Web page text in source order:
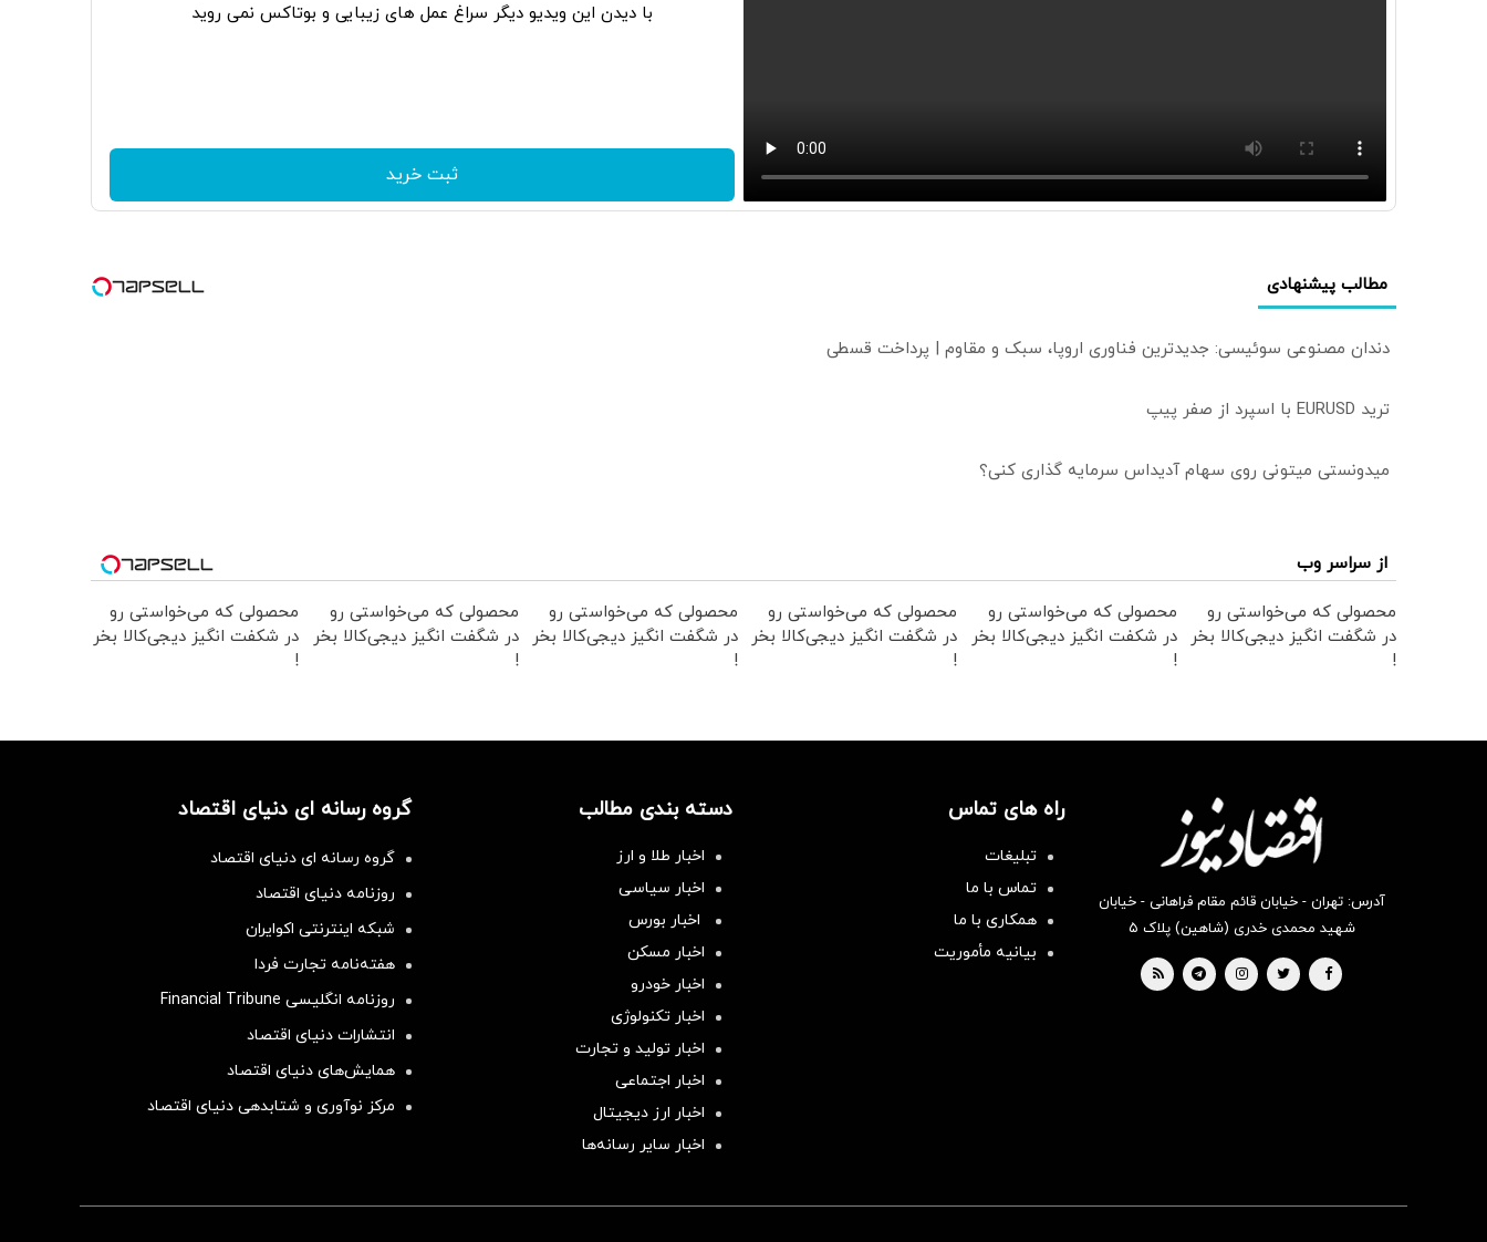
با دیدن این ویدیو دیگر سراغ عمل های زیبایی و بوتاکس نمی روید
ثبت خرید
مطالب پیشنهادی
دندان مصنوعی سوئیسی: جدیدترین فناوری اروپا، سبک و مقاوم | پرداخت قسطی
ترید EURUSD با اسپرد از صفر پیپ
میدونستی میتونی روی سهام آدیداس سرمایه گذاری کنی؟
از سراسر وب
محصولی که می‌خواستی رو
در شگفت انگیز دیجی‌کالا بخر
!
محصولی که می‌خواستی رو
در شکفت انگیز دیجی‌کالا بخر
!
محصولی که می‌خواستی رو
در شگفت انگیز دیجی‌کالا بخر
!
محصولی که می‌خواستی رو
در شگفت انگیز دیجی‌کالا بخر
!
محصولی که می‌خواستی رو
در شگفت انگیز دیجی‌کالا بخر
!
محصولی که می‌خواستی رو
در شکفت انگیز دیجی‌کالا بخر
!
آدرس: تهران - خیابان قائم مقام فراهانی - خیابان
شهید محمدی خدری (شاهین) پلاک ۵
راه های تماس
تبلیغات
تماس با ما
همکاری با ما
بیانیه مأموریت
دسته بندی مطالب
اخبار طلا و ارز
اخبار سیاسی
اخبار بورس
اخبار مسکن
اخبار خودرو
اخبار تکنولوژی
اخبار تولید و تجارت
اخبار اجتماعی
اخبار ارز دیجیتال
اخبار سایر رسانه‌‌ها
گروه رسانه ای دنیای اقتصاد
گروه رسانه ای دنیای اقتصاد
روزنامه دنیای اقتصاد
شبکه اینترنتی اکوایران
هفته‌نامه تجارت فردا
روزنامه انگلیسی Financial Tribune
انتشارات دنیای اقتصاد
همایش‌های دنیای اقتصاد
مرکز نوآوری و شتابدهی دنیای اقتصاد